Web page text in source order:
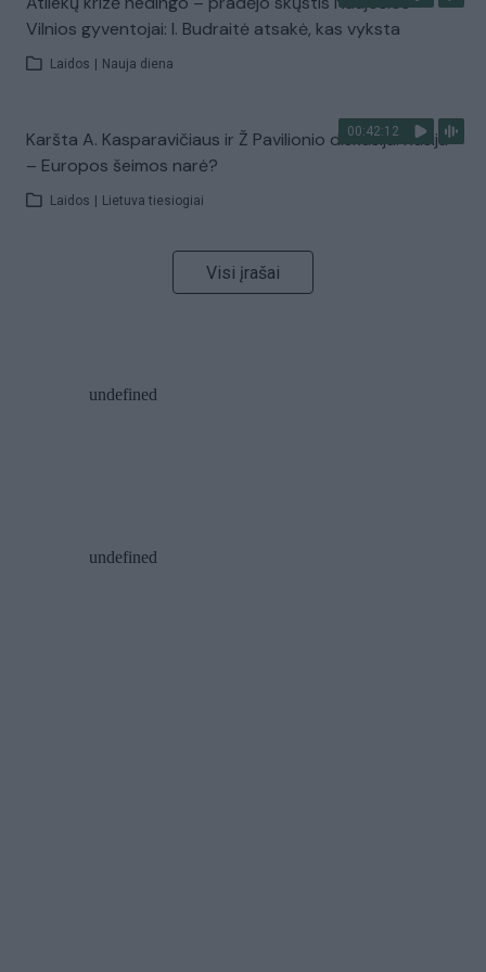
Vilnios gyventojai: I. Budraitė atsakė, kas vyksta
Laidos Nauja diena
00:42:12
Karšta A. Kasparavičiaus ir Ž Pavilionio diskusija: Rusija
– Europos šeimos narė?
Laidos Lietuva tiesiogiai
Visi įrašai